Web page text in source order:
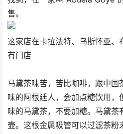
售。
这家店在卡拉法特、乌斯怀亚、
有门店
马黛茶味苦，苦比咖啡，跟中国
味的阿根廷人，会加点糖饮用，
味的马黛茶，不要加糖。马黛茶
壶。这根金属吸管可以过滤茶粉